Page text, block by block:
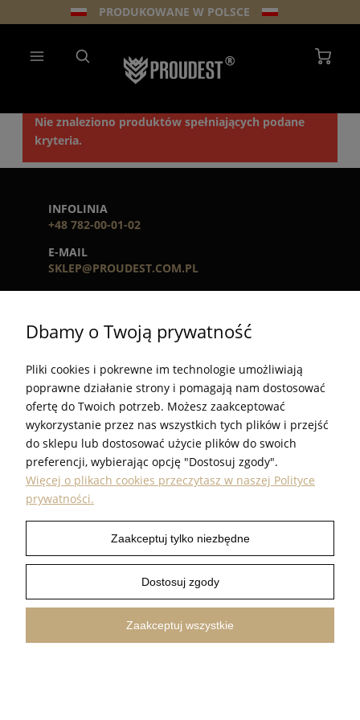
PRODUKOWANE W POLSCE
Nie znaleziono produktów spełniających podane
kryteria.
INFOLINIA
+48 782-00-01-02
E-MAIL
SKLEP@PROUDEST.COM.PL
GODZINY PRACY
INFORMACJE
POMOC
PRODUKTY
PROUDEST © 2026 ALL RIGHTS RESERVED
Pokaż pełną wersję strony
Dbamy o Twoją prywatność
Pliki cookies i pokrewne im technologie umożliwiają
poprawne działanie strony i pomagają nam dostosować
ofertę do Twoich potrzeb. Możesz zaakceptować
wykorzystanie przez nas wszystkich tych plików i przejść
do sklepu lub dostosować użycie plików do swoich
preferencji, wybierając opcję "Dostosuj zgody".
Więcej o plikach cookies przeczytasz w naszej Polityce
prywatności.
Zaakceptuj tylko niezbędne
Dostosuj zgody
Zaakceptuj wszystkie